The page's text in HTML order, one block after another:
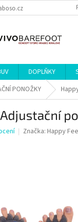
DOPLŇKY
PONOŽKY
Značka: Happy